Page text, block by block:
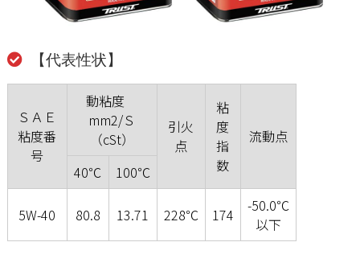
【代表性状】
ＳＡＥ
粘度番
号
動粘度
mm2/Ｓ
（cSt）
引火
点
粘
度
指
数
流動点
40℃
100℃
5W-40 80.8 13.71 228℃ 174
-50.0℃
以下